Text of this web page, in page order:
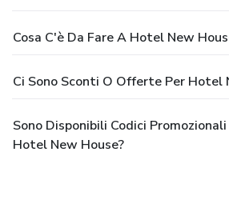
Cosa C'è Da Fare A Hotel New
Ci Sono Sconti O Offerte Per Hotel
Sono Disponibili Codici
Hotel New House?